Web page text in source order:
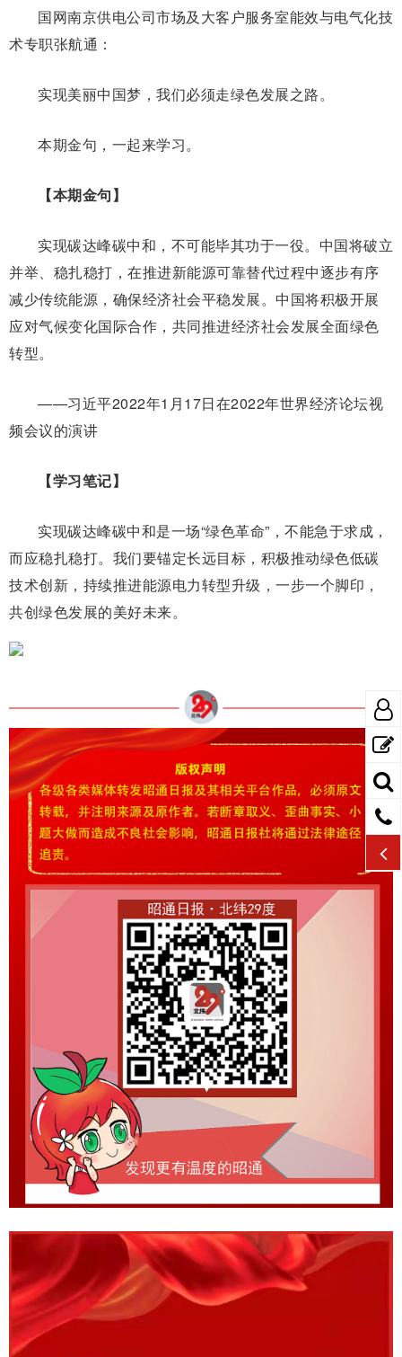
国网南京供电公司市场及大客户服务室能效与电气化技
术专职张航通：
实现美丽中国梦，我们必须走绿色发展之路。
本期金句，一起来学习。
【本期金句】
实现碳达峰碳中和，不可能毕其功于一役。中国将破立
并举、稳扎稳打，在推进新能源可靠替代过程中逐步有序
减少传统能源，确保经济社会平稳发展。中国将积极开展
应对气候变化国际合作，共同推进经济社会发展全面绿色
转型。
——习近平2022年1月17日在2022年世界经济论坛视
频会议的演讲
【学习笔记】
实现碳达峰碳中和是一场“绿色革命”，不能急于求成，
而应稳扎稳打。我们要锚定长远目标，积极推动绿色低碳
技术创新，持续推进能源电力转型升级，一步一个脚印，
共创绿色发展的美好未来。